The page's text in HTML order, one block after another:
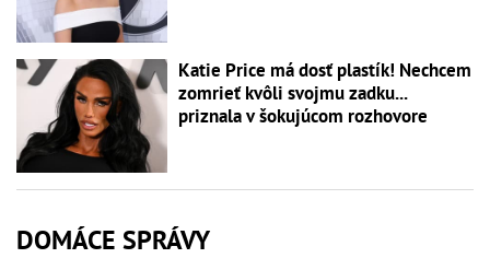
Katie Price má dosť plastík! Nechcem
zomrieť kvôli svojmu zadku...
priznala v šokujúcom rozhovore
DOMÁCE SPRÁVY